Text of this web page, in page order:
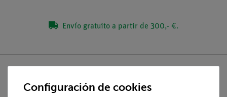
Envío gratuito a partir de 300,- €.
Configuración de cookies